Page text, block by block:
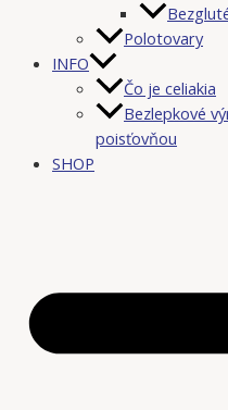
Polotovary
INFO
Čo je celiakia
Bezlepkové
poisťovňou
SHOP